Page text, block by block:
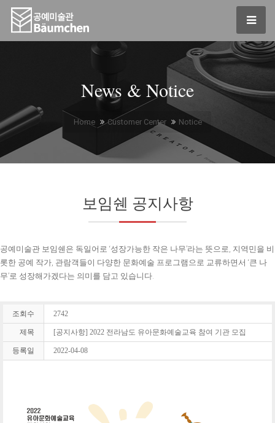
News & Notice
Home Customer Center Notice
보임쉔 공지사항
공예미술관 보임쉔은 독일어로 ‘성장가능한 작은 나무’라는 뜻으로, 지역민을 비
롯한 공예 작가, 관람객들이 다양한 문화예술 프로그램으로 교류하면서 ‘큰 나
무’로 성장해가겠다는 의미를 담고 있습니다.
조회수 2742
제목 [공지사항] 2022 전라남도 유아문화예술교육 참여 기관 모집
등록일 2022-04-08